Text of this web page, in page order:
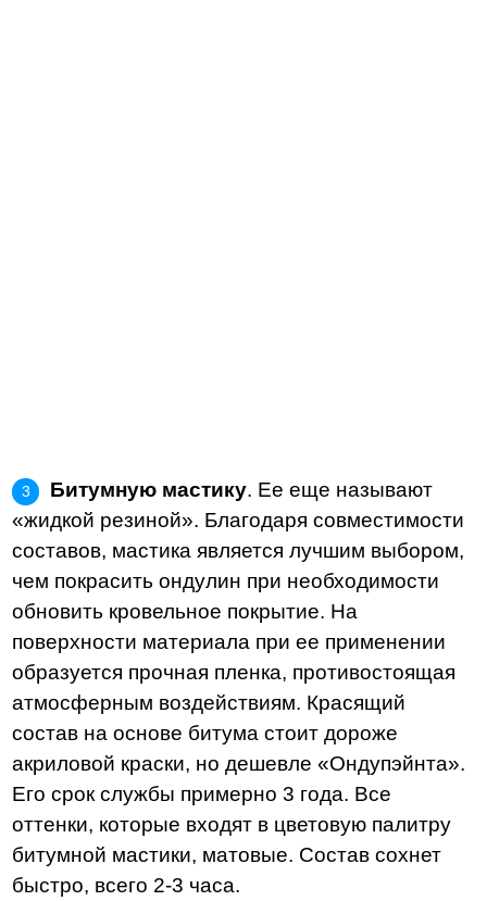
Битумную мастику. Ее еще называют
«жидкой резиной». Благодаря совместимости
составов, мастика является лучшим выбором,
чем покрасить ондулин при необходимости
обновить кровельное покрытие. На
поверхности материала при ее применении
образуется прочная пленка, противостоящая
атмосферным воздействиям. Красящий
состав на основе битума стоит дороже
акриловой краски, но дешевле «Ондупэйнта».
Его срок службы примерно 3 года. Все
оттенки, которые входят в цветовую палитру
битумной мастики, матовые. Состав сохнет
быстро, всего 2-3 часа.